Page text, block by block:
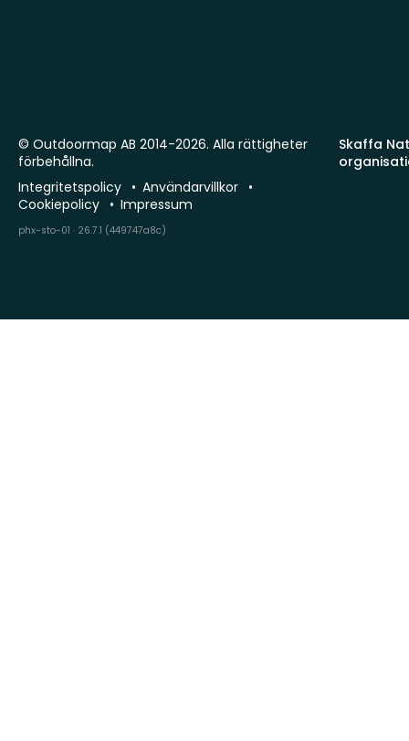
Skaffa
© Outdoormap AB 2014-2026. Alla rättigheter
förbehållna.
Integritetspolicy
Användarvillkor
Cookiepolicy
Impressum
phx-sto-01 · 26.7.1 (449747a8c)